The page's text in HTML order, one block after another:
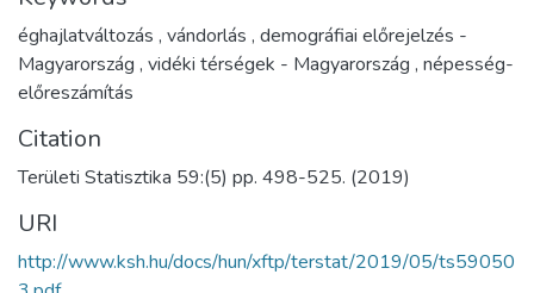
éghajlatváltozás , vándorlás , demográfiai előrejelzés -
Magyarország , vidéki térségek - Magyarország , népesség-
előreszámítás
Citation
Területi Statisztika 59:(5) pp. 498-525. (2019)
URI
http://www.ksh.hu/docs/hun/xftp/terstat/2019/05/ts59050